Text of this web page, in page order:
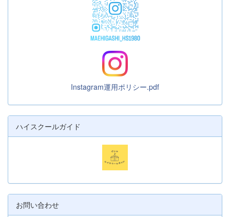
Instagram運用ポリシー.pdf
ハイスクールガイド
お問い合わせ